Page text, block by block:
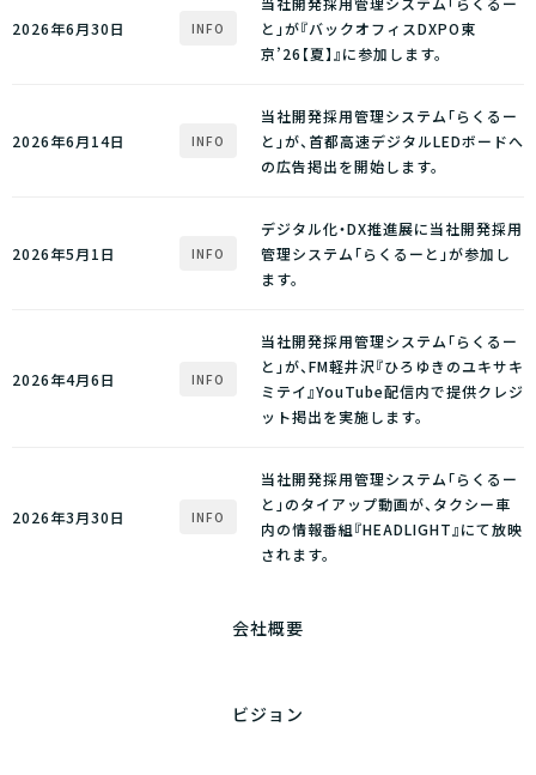
2026年6月30日 INFO
と」が『バックオフィスDXPO東
京’26【夏】』に参加します。
2026年6月14日 INFO
当社開発採用管理システム「らくるー
と」が、首都高速デジタルLEDボードへ
の広告掲出を開始します。
2026年5月1日 INFO
デジタル化・DX推進展に当社開発採用
管理システム「らくるーと」が参加し
ます。
2026年4月6日 INFO
当社開発採用管理システム「らくるー
と」が、FM軽井沢『ひろゆきのユキサキ
ミテイ』YouTube配信内で提供クレジ
ット掲出を実施します。
2026年3月30日 INFO
当社開発採用管理システム「らくるー
と」のタイアップ動画が、タクシー車
内の情報番組『HEADLIGHT』にて放映
されます。
会社概要
ビジョン